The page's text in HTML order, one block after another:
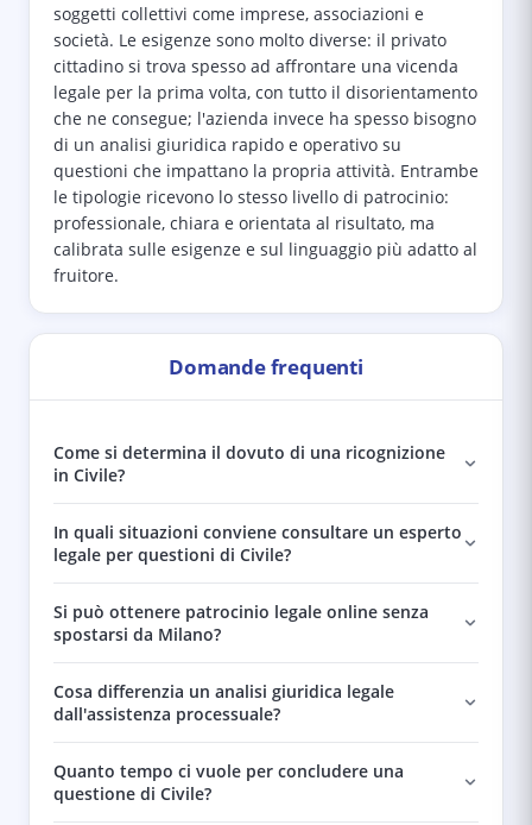
soggetti collettivi come imprese, associazioni e
società. Le esigenze sono molto diverse: il privato
cittadino si trova spesso ad affrontare una vicenda
legale per la prima volta, con tutto il disorientamento
che ne consegue; l'azienda invece ha spesso bisogno
di un analisi giuridica rapido e operativo su
questioni che impattano la propria attività. Entrambe
le tipologie ricevono lo stesso livello di patrocinio:
professionale, chiara e orientata al risultato, ma
calibrata sulle esigenze e sul linguaggio più adatto al
fruitore.
Domande frequenti
Come si determina il dovuto di una ricognizione
in Civile?
In quali situazioni conviene consultare un esperto
legale per questioni di Civile?
Si può ottenere patrocinio legale online senza
spostarsi da Milano?
Cosa differenzia un analisi giuridica legale
dall'assistenza processuale?
Quanto tempo ci vuole per concludere una
questione di Civile?